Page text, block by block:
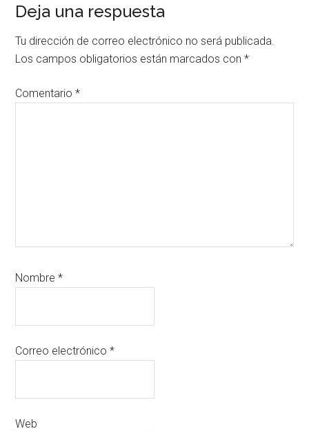
Interacciones
con
los
lectores
Deja una respuesta
Tu dirección de correo electrónico no será publicada.
Los campos obligatorios están marcados con*
Comentario*
Nombre*
Correo electrónico*
Web